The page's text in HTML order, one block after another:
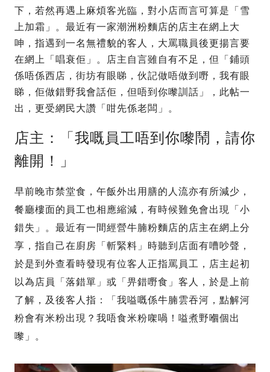
下，若然再遇上麻煩客光臨，對小店而言可算是「雪
上加霜」。最近有一家潮洲粉麵店的店主在網上大
呻，指遇到一名無禮貌的客人，大罵職員後更揚言要
在網上「唱衰佢」。店主自言雖自有不足，但「鋪頭
係唔係西店，街坊有眼睇，伙記做唔做到嘢，我有眼
睇，佢做錯野我會話佢，但唔到你嚟訓話」，此帖一
出，更受網民大讚「咁先係老闆」。
店主：「我嘅員工唔到你嚟鬧，請你
離開！」
早前晚市禁堂食，午飯外出用膳的人流亦有所減少，
餐廳樓面的員工也相應縮減，有時候難免會出現「小
錯失」。最近有一間經營牛腩粉麵店的店主在網上分
享，指自己在廚房「斬緊料」時聽到店面有嘈吵聲，
於是到外查看時發現有位客人正指罵員工，店主起初
以為店員「落錯單」或「畀錯嘢食」客人，於是上前
了解，及後客人指：「我嗌嘅係牛腩雲吞河，點解河
粉會有米粉出現？我唔食米粉㗎喎！嗌煮野嗰個出
嚟」。